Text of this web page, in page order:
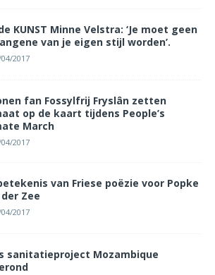
KUNST Minne Velstra: ‘Je moet geen
van je eigen stijl worden’.
2017
fan Fossylfrij Fryslân zetten
op de kaart tijdens People’s
March
2017
van Friese poëzie voor Popke
Zee
2017
sanitatieproject Mozambique